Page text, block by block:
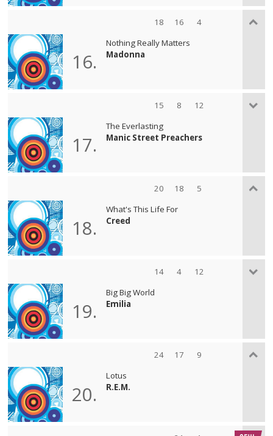
18 16 4
16.
Nothing Really Matters
Madonna
15 8 12
17.
The Everlasting
Manic Street Preachers
20 18 5
18.
What's This Life For
Creed
14 4 12
19.
Big Big World
Emilia
24 17 9
20.
Lotus
R.E.M.